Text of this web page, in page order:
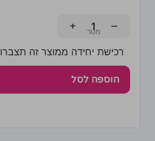
−
+
רכישת יחידה ממוצר זה תצברו 4 נקודות!
הוספה לסל